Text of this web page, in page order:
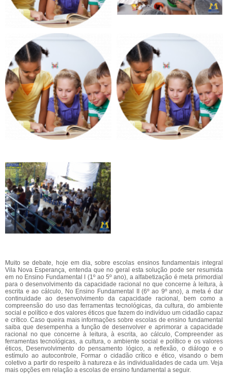
Muito se debate, hoje em dia, sobre escolas ensinos fundamentais integral
Vila Nova Esperança, entenda que no geral esta solução pode ser resumida
em no Ensino Fundamental I (1º ao 5º ano), a alfabetização é meta primordial
para o desenvolvimento da capacidade racional no que concerne à leitura, à
escrita e ao cálculo, No Ensino Fundamental II (6º ao 9º ano), a meta é dar
continuidade ao desenvolvimento da capacidade racional, bem como a
compreensão do uso das ferramentas tecnológicas, da cultura, do ambiente
social e político e dos valores éticos que fazem do indivíduo um cidadão capaz
e crítico. Caso queira mais informações sobre escolas de ensino fundamental
saiba que desempenha a função de desenvolver e aprimorar a capacidade
racional no que concerne à leitura, à escrita, ao cálculo, Compreender as
ferramentas tecnológicas, a cultura, o ambiente social e político e os valores
éticos, Desenvolvimento do pensamento lógico, a reflexão, o diálogo e o
estímulo ao autocontrole, Formar o cidadão crítico e ético, visando o bem
coletivo a partir do respeito à natureza e às individualidades de cada um. Veja
mais opções em relação a escolas de ensino fundamental a seguir.